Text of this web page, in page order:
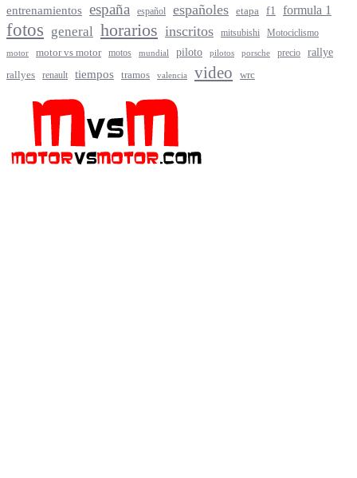
entrenamientos españa español españoles etapa f1 formula 1
fotos general horarios inscritos mitsubishi Motociclismo
motor motor vs motor motos mundial piloto pilotos porsche precio rallye
rallyes renault tiempos tramos valencia video wrc